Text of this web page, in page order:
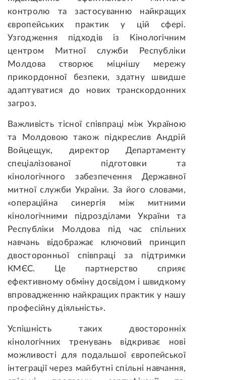
контролю та застосуванню найкращих
європейських практик у цій сфері.
Узгодження підходів із Кінологічним
центром Митної служби Республіки
Молдова створює міцнішу мережу
прикордонної безпеки, здатну швидше
адаптуватися до нових транскордонних
загроз.
Важливість тісної співпраці між Україною
та Молдовою також підкреслив Андрій
Войцещук, директор Департаменту
спеціалізованої підготовки та
кінологічного забезпечення Державної
митної служби України. За його словами,
«операційна синергія між митними
кінологічними підрозділами України та
Республіки Молдова під час спільних
навчань відображає ключовий принцип
двосторонньої співпраці за підтримки
КМЄС. Це партнерство сприяє
ефективному обміну досвідом і швидкому
впровадженню найкращих практик у нашу
професійну діяльність».
Успішність таких двосторонніх
кінологічних тренувань відкриває нові
можливості для подальшої європейської
інтеграції через майбутні спільні навчання,